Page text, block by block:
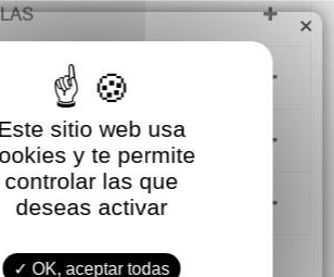
CLIENTE
×
sitio web usa
y te permite
controlar las que
deseas activar
OK, aceptar todas